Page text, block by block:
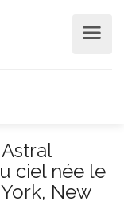
ciel née le
New